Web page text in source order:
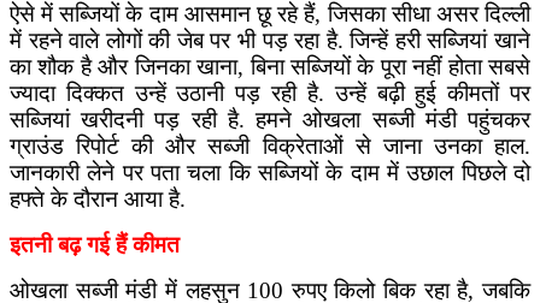
ऐसे में सब्जियों के दाम आसमान छू रहे हैं, जिसका सीधा असर दिल्ली
में रहने वाले लोगों की जेब पर भी पड़ रहा है. जिन्हें हरी सब्जियां खाने
का शौक है और जिनका खाना, बिना सब्जियों के पूरा नहीं होता सबसे
ज्यादा दिक्कत उन्हें उठानी पड़ रही है. उन्हें बढ़ी हुई कीमतों पर
सब्जियां खरीदनी पड़ रही है. हमने ओखला सब्जी मंडी पहुंचकर
ग्राउंड रिपोर्ट की और सब्जी विक्रेताओं से जाना उनका हाल.
जानकारी लेने पर पता चला कि सब्जियों के दाम में उछाल पिछले दो
हफ्ते के दौरान आया है.
इतनी बढ़ गई हैं कीमत
ओखला सब्जी मंडी में लहसुन 100 रुपए किलो बिक रहा है, जबकि